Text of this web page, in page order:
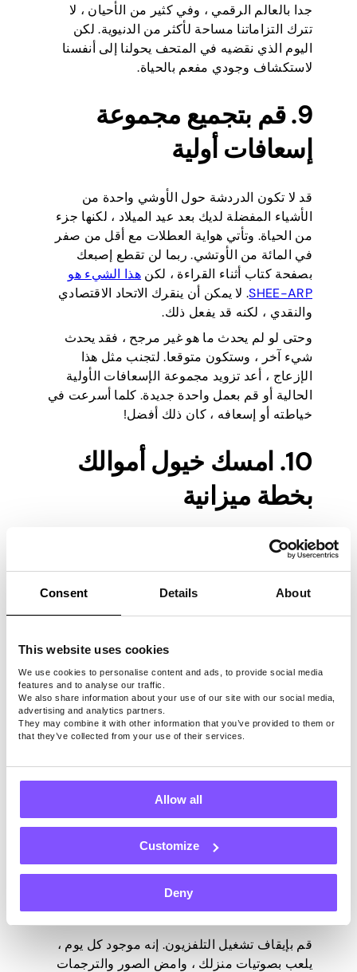
Consent Details About
This website uses cookies
We use cookies to personalise content and ads, to provide social media
features and to analyse our traffic.
We also share information about your use of our site with our social media,
advertising and analytics partners.
They may combine it with other information that you’ve provided to them or
that they’ve collected from your use of their services.
Allow all
Customize
Deny
جدا بالعالم الرقمي ، وفي كثير من الأحيان ، لا
تترك التزاماتنا مساحة لأكثر من الدنيوية. لكن
اليوم الذي نقضيه في المتحف يحولنا إلى أنفسنا
لاستكشاف وجودي مفعم بالحياة.
9. قم بتجميع مجموعة
إسعافات أولية
قد لا تكون الدردشة حول الأوشي واحدة من
الأشياء المفضلة لديك بعد عيد الميلاد ، لكنها جزء
من الحياة. وتأتي هواية العطلات مع أقل من صفر
في المائة من الأوتشي. ربما لن تقطع إصبعك
بصفحة كتاب أثناء القراءة ، لكن هذا الشيء هو
SHEE-ARP. لا يمكن أن ينقرك الاتحاد الاقتصادي
والنقدي ، لكنه قد يفعل ذلك.
وحتى لو لم يحدث ما هو غير مرجح ، فقد يحدث
شيء آخر ، وستكون متوقعا. لتجنب مثل هذا
الإزعاج ، أعد تزويد مجموعة الإسعافات الأولية
الحالية أو قم بعمل واحدة جديدة. كلما أسرعت في
خياطته أو إسعافه ، كان ذلك أفضل!
10. امسك خيول أموالك
بخطة ميزانية
يجب إدارة المال وزراعته. إنه يحدد جزئيا نمط
حياتك ، مما يجعل الأمية المالية والإنفاق غير
ترغب في الهروب من بعض الفخاخ المالية وبدء
العام الجديد كمكسب ذكي ومنفق ، فقم بإنشاء
يعد تحديد تكاليفك ورغباتك المستقبلية أمرا ممتازا
لفهم أولوياتك وما يمكنك القيام به. كما يتيح لك
توفير المزيد واتخاذ خيارات يومية أفضل ، مثل
التسوق لشراء الفاكهة الموسمية فقط. يساعدك
على مواءمة أهدافك مع وضعك المالي الحقيقي (أو
المالية.
11. مزلقة أسفل ممر
السينما على كيس الفشار
قم بإيقاف تشغيل التلفزيون. إنه موجود كل يوم ،
يلعب بصوتيات منزلك ، وامض الصور والترجمات